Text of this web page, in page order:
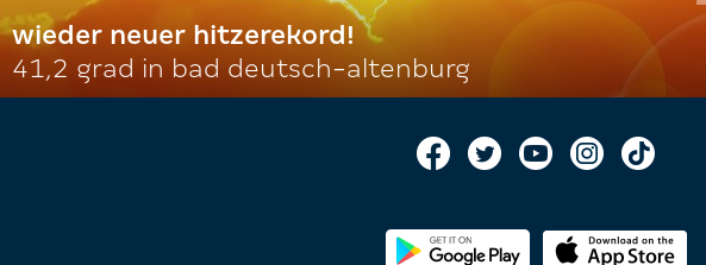
wieder neuer hitzerekord!
41,2 grad in bad deutsch-altenburg